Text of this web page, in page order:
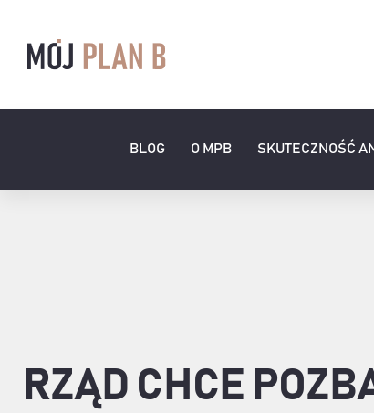
zawartości
BLOG O MPB SKUTECZNOŚĆ
RZĄD CHCE